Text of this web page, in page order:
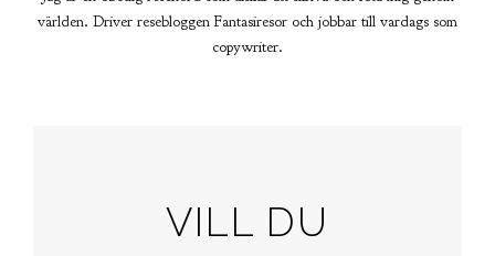
världen. Driver resebloggen Fantasiresor och jobbar till vardags som
copywriter.
VILL DU